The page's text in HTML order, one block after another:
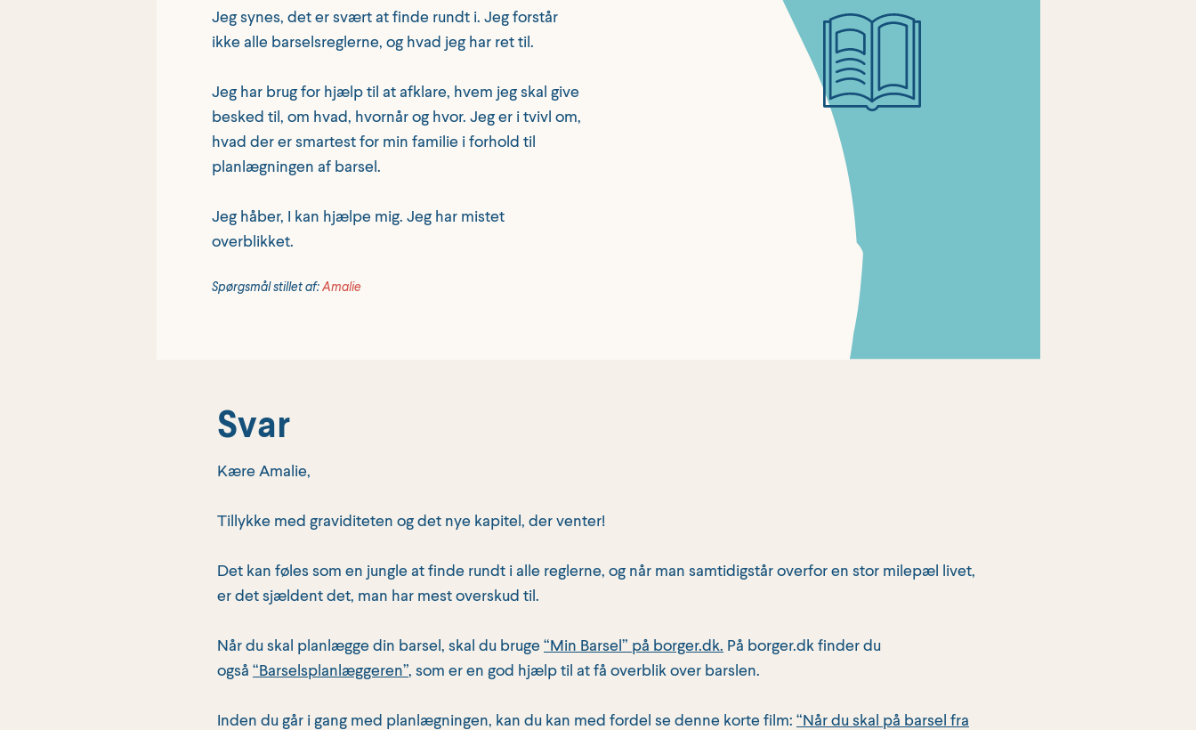
Jeg synes, det er svært at finde rundt i. Jeg forstår
ikke alle barselsreglerne, og hvad jeg har ret til.
Jeg har brug for hjælp til at afklare, hvem jeg skal give
besked til, om hvad, hvornår og hvor. Jeg er i tvivl om,
hvad der er smartest for min familie i forhold til
planlægningen af barsel.
Jeg håber, I kan hjælpe mig. Jeg har mistet
overblikket.
Spørgsmål stillet af:Amalie
Svar
Kære Amalie,
Tillykke med graviditeten og det nye kapitel, der venter!
Det kan føles som en jungle at finde rundt i alle reglerne, og når man samtidigstår overfor en stor milepæl livet,
er det sjældent det, man har mest overskud til.
Når du skal planlægge din barsel, skal du bruge “Min Barsel” på borger.dk. På borger.dk finder du
også “Barselsplanlæggeren”, som er en god hjælp til at få overblik over barslen.
Inden du går i gang med planlægningen, kan du kan med fordel se denne korte film: “Når du skal på barsel fra